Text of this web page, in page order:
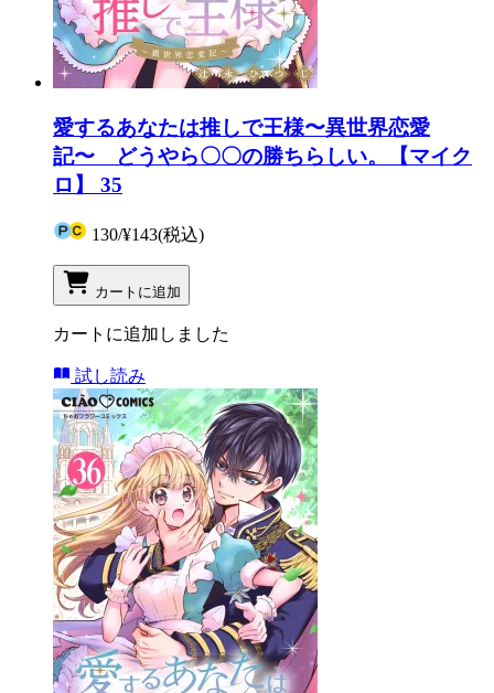
愛するあなたは推しで王様〜異世界恋愛
記〜 どうやら〇〇の勝ちらしい。【マイク
ロ】 35
130/¥143(税込)
カートに追加
カートに追加しました
試し読み